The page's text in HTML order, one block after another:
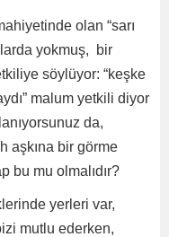
olan “sarı
yokmuş, bir
söylüyor: “keşke
malum yetkili diyor
da,
aşkına bir görme
bu mu olmalıdır?
yerleri var,
mutlu ederken,